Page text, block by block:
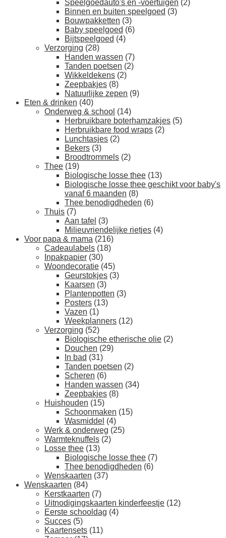
Speelgoedauto's en -voertuigen (2)
Binnen en buiten speelgoed (3)
Bouwpakketten (3)
Baby speelgoed (6)
Bijtspeelgoed (4)
Verzorging (28)
Handen wassen (7)
Tanden poetsen (2)
Wikkeldekens (2)
Zeepbakjes (8)
Natuurlijke zepen (9)
Eten & drinken (40)
Onderweg & school (14)
Herbruikbare boterhamzakjes (5)
Herbruikbare food wraps (2)
Lunchtasjes (2)
Bekers (3)
Broodtrommels (2)
Thee (19)
Biologische losse thee (13)
Biologische losse thee geschikt voor baby's
vanaf 6 maanden (8)
Thee benodigdheden (6)
Thuis (7)
Aan tafel (3)
Milieuvriendelijke rietjes (4)
Voor papa & mama (216)
Cadeaulabels (18)
Inpakpapier (30)
Woondecoratie (45)
Geurstokjes (3)
Kaarsen (3)
Plantenpotten (3)
Posters (13)
Vazen (1)
Weekplanners (12)
Verzorging (52)
Biologische etherische olie (2)
Douchen (29)
In bad (31)
Tanden poetsen (2)
Scheren (6)
Handen wassen (34)
Zeepbakjes (8)
Huishouden (15)
Schoonmaken (15)
Wasmiddel (4)
Werk & onderweg (25)
Warmteknuffels (2)
Losse thee (13)
Biologische losse thee (7)
Thee benodigdheden (6)
Wenskaarten (37)
Wenskaarten (84)
Kerstkaarten (7)
Uitnodigingskaarten kinderfeestje (12)
Eerste schooldag (4)
Succes (5)
Kaartensets (11)